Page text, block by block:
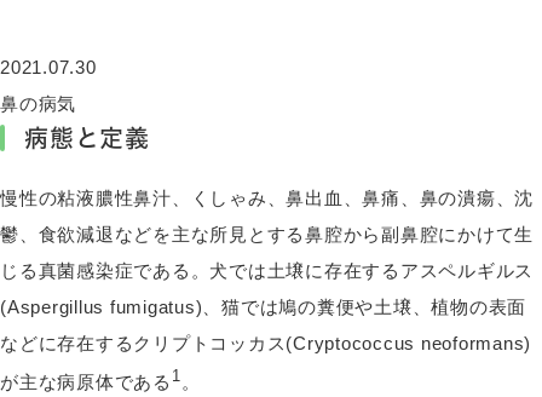
2021.07.30
鼻の病気
病態と定義
慢性の粘液膿性鼻汁、くしゃみ、鼻出血、鼻痛、鼻の潰瘍、沈
鬱、食欲減退などを主な所見とする鼻腔から副鼻腔にかけて生
じる真菌感染症である。犬では土壌に存在するアスペルギルス
(Aspergillus fumigatus)、猫では鳩の糞便や土壌、植物の表面
などに存在するクリプトコッカス(Cryptococcus neoformans)
が主な病原体である 1 。